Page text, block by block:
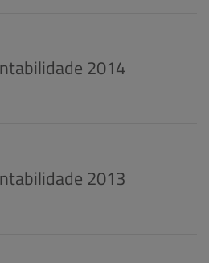
2014
2013